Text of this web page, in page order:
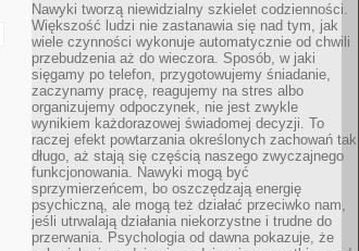
Nawyki tworzą niewidzialny szkielet codzienności.
Większość ludzi nie zastanawia się nad tym, jak
wiele czynności wykonuje automatycznie od chwili
przebudzenia aż do wieczora. Sposób, w jaki
sięgamy po telefon, przygotowujemy śniadanie,
zaczynamy pracę, reagujemy na stres albo
organizujemy odpoczynek, nie jest zwykle
wynikiem każdorazowej świadomej decyzji. To
raczej efekt powtarzania określonych zachowań tak
długo, aż stają się częścią naszego zwyczajnego
funkcjonowania. Nawyki mogą być
sprzymierzeńcem, bo oszczędzają energię
psychiczną, ale mogą też działać przeciwko nam,
jeśli utrwalają działania niekorzystne i trudne do
przerwania. Psychologia od dawna pokazuje, że